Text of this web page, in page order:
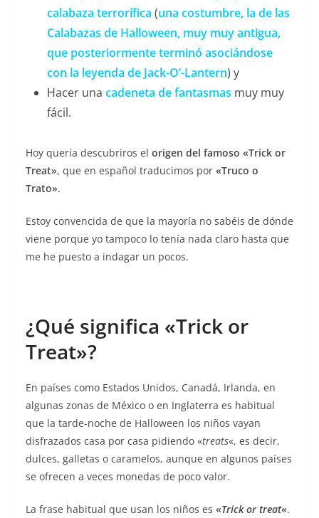
calabaza terrorífica (una costumbre, la de las
Calabazas de Halloween, muy muy antigua,
que posteriormente terminó asociándose
con la leyenda de Jack-O’-Lantern) y
Hacer una cadeneta de fantasmas muy muy
fácil.
Hoy quería descubriros el origen del famoso «Trick or
Treat», que en español traducimos por «Truco o
Trato».
Estoy convencida de que la mayoría no sabéis de dónde
viene porque yo tampoco lo tenía nada claro hasta que
me he puesto a indagar un pocos.
¿Qué significa «Trick or
Treat»?
En países como Estados Unidos, Canadá, Irlanda, en
algunas zonas de México o en Inglaterra es habitual
que la tarde-noche de Halloween los niños vayan
disfrazados casa por casa pidiendo «treats«, es decir,
dulces, galletas o caramelos, aunque en algunos países
se ofrecen a veces monedas de poco valor.
La frase habitual que usan los niños es «Trick or treat«.